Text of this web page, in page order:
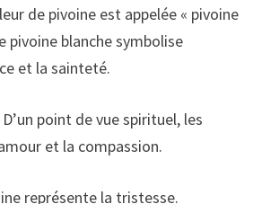
de pivoine est appelée « pivoine
pivoine blanche symbolise
et la sainteté.
point de vue spirituel, les
et la compassion.
représente la tristesse.